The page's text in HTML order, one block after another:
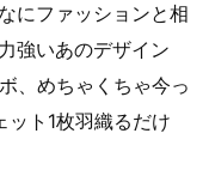
にファッションと相
強いあのデザイン
、めちゃくちゃ今っ
ト1枚羽織るだけ